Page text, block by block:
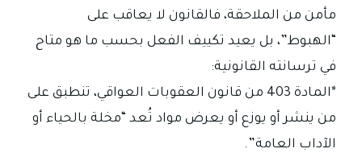
مأمن من الملاحقة، فالقانون لا يعاقب على
“الهبوط”، بل يعيد تكييف الفعل بحسب ما هو متاح
في ترسانته القانونية:
*المادة 403 من قانون العقوبات العواقي، تنطبق على
من ينشر أو يوزع أو يعرض مواد تُعد “مخلة بالحياء أو
الآداب العامة”.